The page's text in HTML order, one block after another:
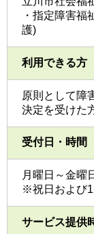
・指定障害福
護)
利用できる方
原則として障
決定を受けた
受付日・時間
月曜日～金曜
※祝日および
サービス提供